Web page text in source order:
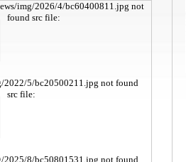
img/2026/4/bc60400811.jpg not
found src file:
2022/5/bc20500211.jpg not found
src file:
2025/8/bc50801531.jpg not found